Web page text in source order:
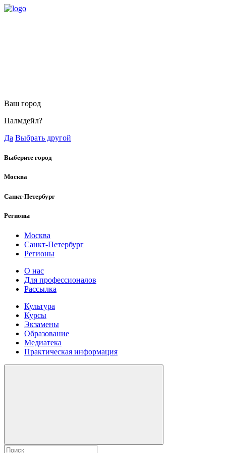
Ваш город
Палмдейл?
Да Выбрать другой
Выберите город
Москва
Санкт-Петербург
Регионы
Москва
Санкт-Петербург
Регионы
О нас
Для профессионалов
Рассылка
Культура
Курсы
Экзамены
Образование
Медиатека
Практическая информация